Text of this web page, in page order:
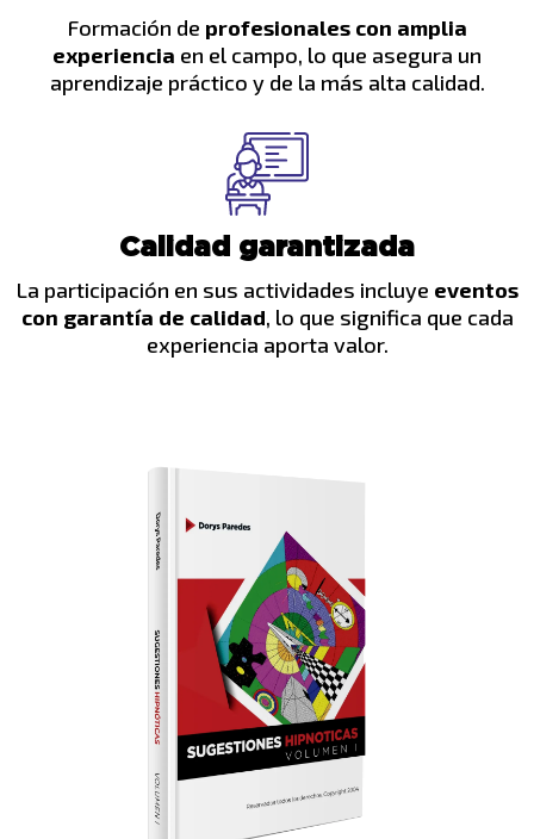
Formación de profesionales con amplia
experiencia en el campo, lo que asegura un
aprendizaje práctico y de la más alta calidad.
Calidad garantizada
La participación en sus actividades incluye eventos
con garantía de calidad, lo que significa que cada
experiencia aporta valor.